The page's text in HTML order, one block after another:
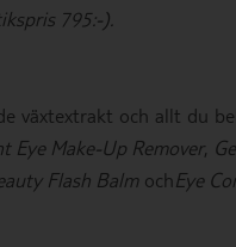
795:-).
växtextrakt och allt du
Eye Make-Up Remover,
Flash BalmochEye